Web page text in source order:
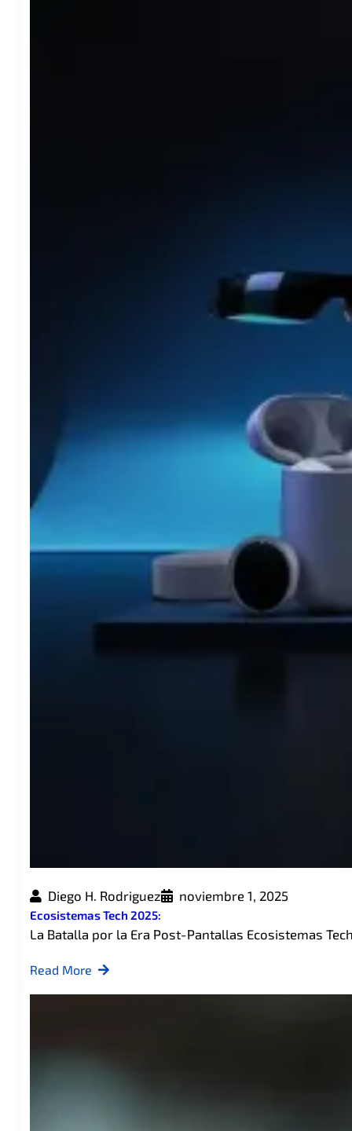
Diego H. Rodriguez noviembre 1, 2025
Ecosistemas Tech 2025:
La Batalla por la Era Post-Pantallas Ecosistemas
Read More